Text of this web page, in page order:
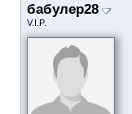
бабулер28
V.I.P.